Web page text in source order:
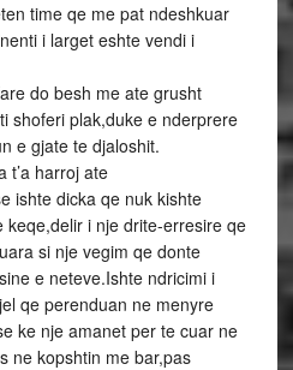
time qe me pat ndeshkuar
i larget eshte vendi i
do besh me ate grusht
shoferi plak,duke e nderprere
e gjate te djaloshit.
t’a harroj ate
ishte dicka qe nuk kishte
i nje drite-erresire qe
si nje vegim qe donte
e neteve.Ishte ndricimi i
qe perenduan ne menyre
ke nje amanet per te cuar ne
ne kopshtin me bar,pas